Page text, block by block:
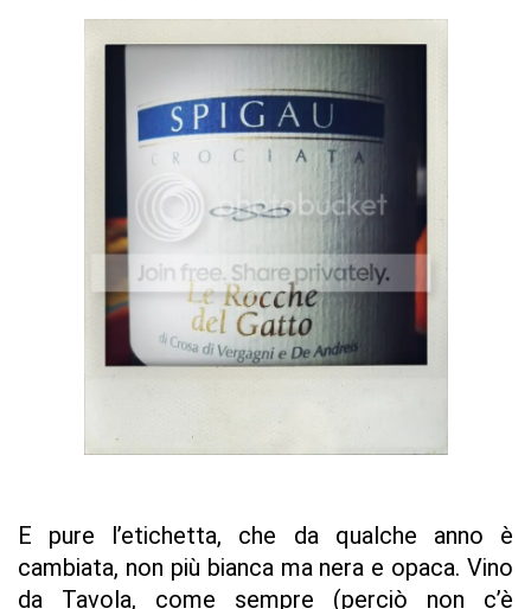
E pure l’etichetta, che da qualche anno è
cambiata, non più bianca ma nera e opaca. Vino
da Tavola, come sempre (perciò non c’è